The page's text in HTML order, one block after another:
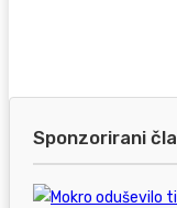
Sponzorirani